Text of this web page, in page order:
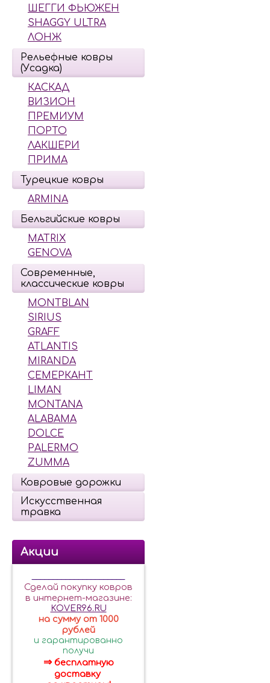
ШЕГГИ ФЬЮЖЕН
SHAGGY ULTRA
ЛОНЖ
Рельефные ковры
(Усадка)
КАСКАД
ВИЗИОН
ПРЕМИУМ
ПОРТО
ЛАКШЕРИ
ПРИМА
Турецкие ковры
ARMINA
Бельгийские ковры
MATRIX
GENOVA
Современные,
классические ковры
MONTBLAN
SIRIUS
GRAFF
ATLANTIS
MIRANDA
СЕМЕРКАНТ
LIMAN
MONTANA
ALABAMA
DOLCE
PALERMO
ZUMMA
Ковровые дорожки
Искусственная
травка
Акции
Сделай покупку ковров
в интернет-магазине:
KOVER96.RU
на сумму от 1000
рублей
и гарантированно
получи
⇒ бесплатную
доставку